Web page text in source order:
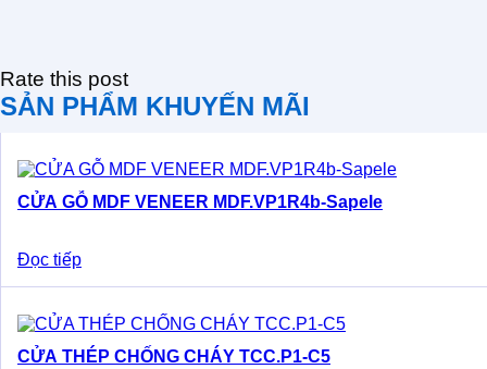
Rate this post
SẢN PHẨM KHUYẾN MÃI
CỬA GỖ MDF VENEER MDF.VP1R4b-Sapele
Đọc tiếp
CỬA THÉP CHỐNG CHÁY TCC.P1-C5